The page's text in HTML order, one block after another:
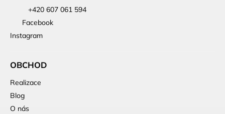
+420 607 061 594
Facebook
Instagram
OBCHOD
Realizace
Blog
O nás